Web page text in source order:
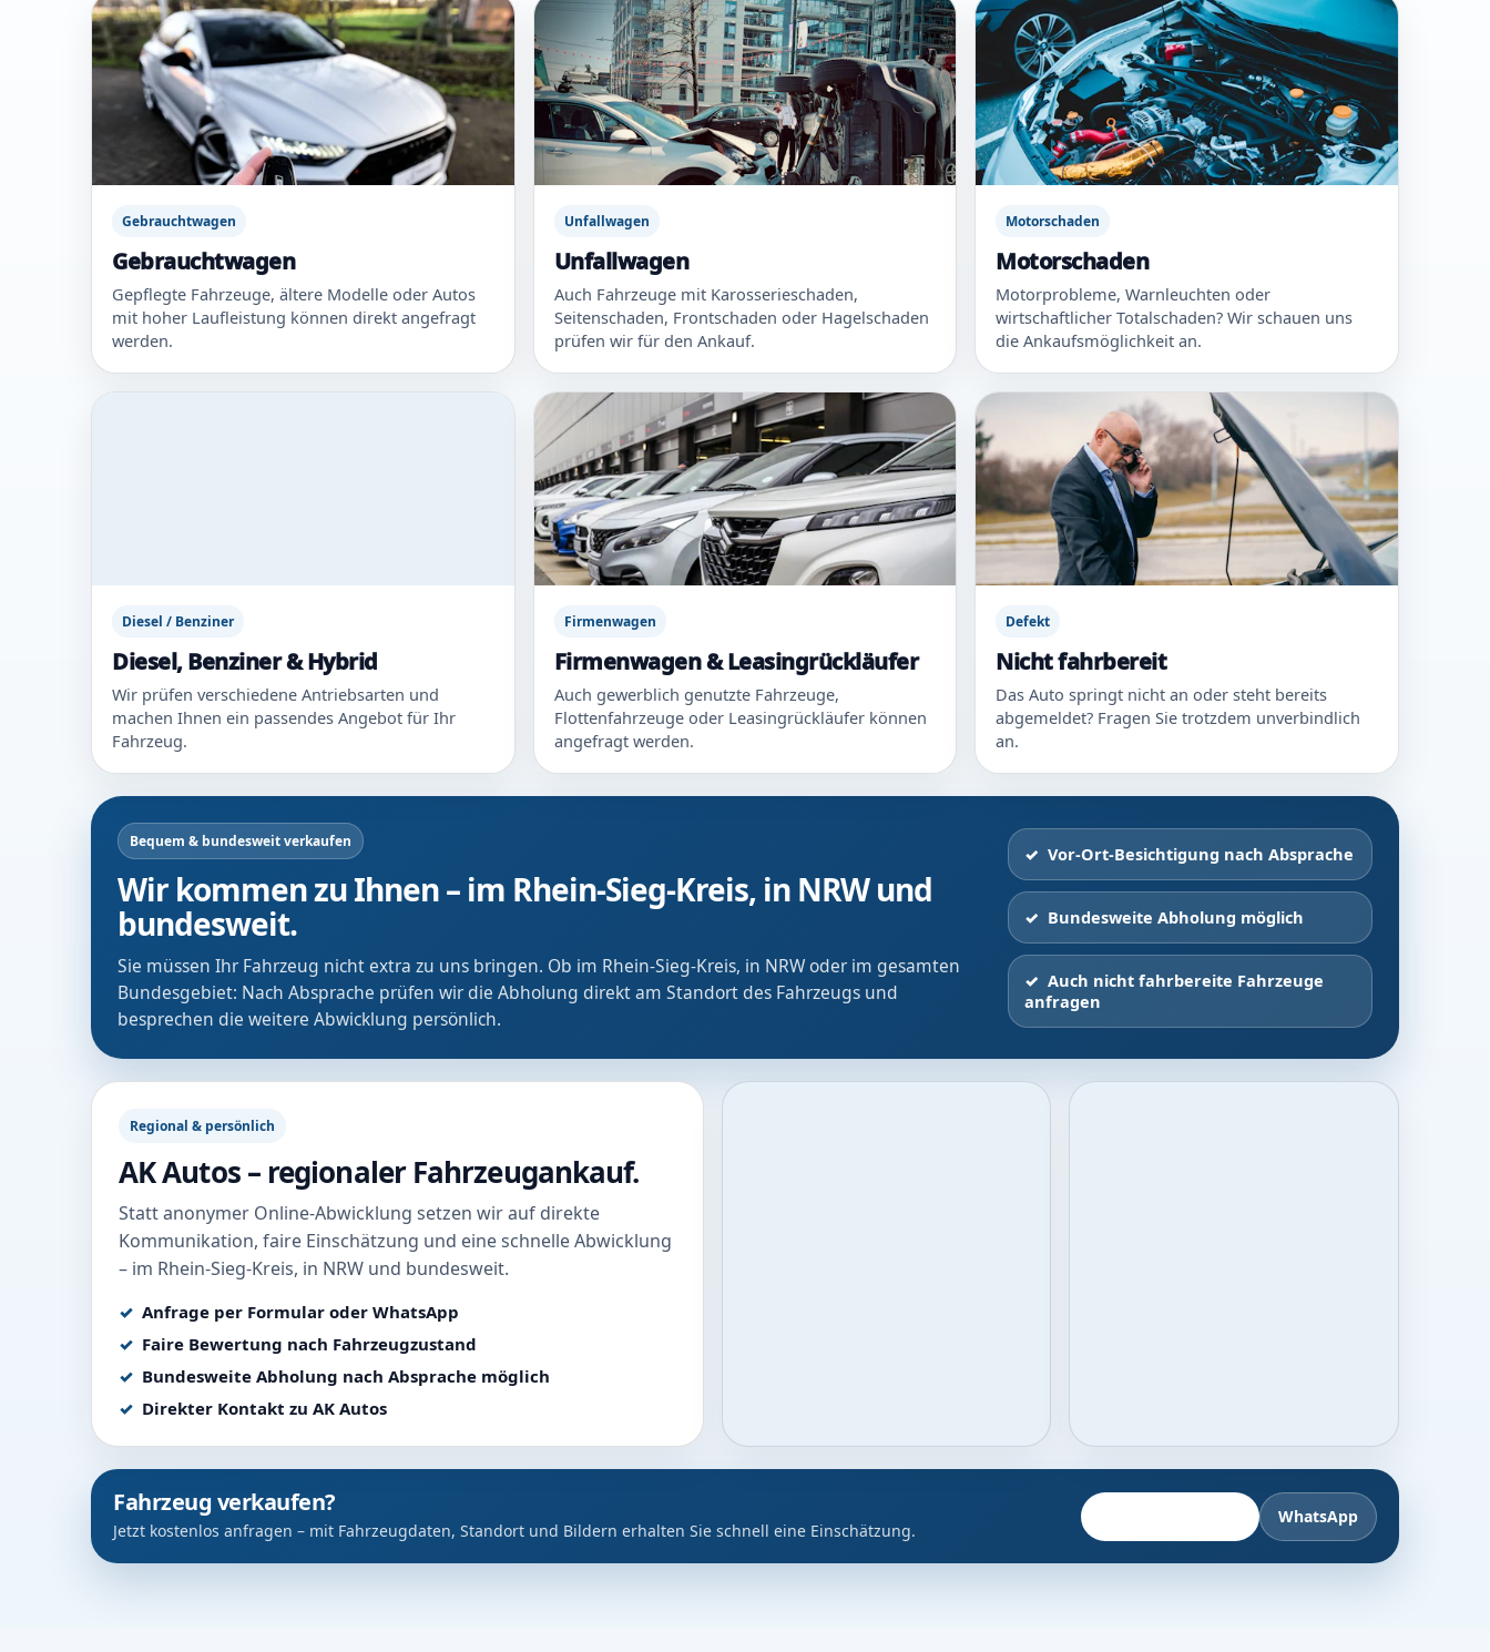
Gebrauchtwagen
Gebrauchtwagen
Gepflegte Fahrzeuge, ältere Modelle oder Autos
mit hoher Laufleistung können direkt angefragt
werden.
Unfallwagen
Unfallwagen
Auch Fahrzeuge mit Karosserieschaden,
Seitenschaden, Frontschaden oder Hagelschaden
prüfen wir für den Ankauf.
Motorschaden
Motorschaden
Motorprobleme, Warnleuchten oder
wirtschaftlicher Totalschaden? Wir schauen uns
die Ankaufsmöglichkeit an.
Diesel / Benziner
Diesel, Benziner & Hybrid
Wir prüfen verschiedene Antriebsarten und
machen Ihnen ein passendes Angebot für Ihr
Fahrzeug.
Firmenwagen
Firmenwagen & Leasingrückläufer
Auch gewerblich genutzte Fahrzeuge,
Flottenfahrzeuge oder Leasingrückläufer können
angefragt werden.
Defekt
Nicht fahrbereit
Das Auto springt nicht an oder steht bereits
abgemeldet? Fragen Sie trotzdem unverbindlich
an.
Bequem & bundesweit verkaufen
Wir kommen zu Ihnen – im Rhein-Sieg-Kreis, in NRW und
bundesweit.
Sie müssen Ihr Fahrzeug nicht extra zu uns bringen. Ob im Rhein-Sieg-Kreis, in NRW oder im gesamten
Bundesgebiet: Nach Absprache prüfen wir die Abholung direkt am Standort des Fahrzeugs und
besprechen die weitere Abwicklung persönlich.
Vor-Ort-Besichtigung nach Absprache
Bundesweite Abholung möglich
Auch nicht fahrbereite Fahrzeuge
anfragen
Regional & persönlich
AK Autos – regionaler Fahrzeugankauf.
Statt anonymer Online-Abwicklung setzen wir auf direkte
Kommunikation, faire Einschätzung und eine schnelle Abwicklung
– im Rhein-Sieg-Kreis, in NRW und bundesweit.
Anfrage per Formular oder WhatsApp
Faire Bewertung nach Fahrzeugzustand
Bundesweite Abholung nach Absprache möglich
Direkter Kontakt zu AK Autos
Fahrzeug verkaufen?
Jetzt kostenlos anfragen – mit Fahrzeugdaten, Standort und Bildern erhalten Sie schnell eine Einschätzung.
WhatsApp